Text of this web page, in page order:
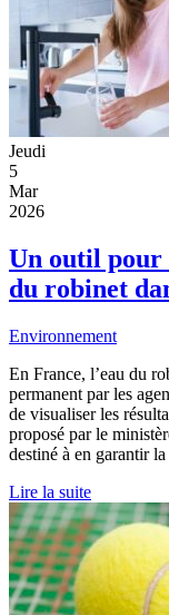
Jeudi
5
Mar
2026
Un outil pour
du robinet
Environnement
En France, l’eau du
permanent par les
de visualiser les
proposé par le
destiné à en garantir
Lire la suite